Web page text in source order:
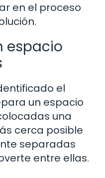
en el proceso
espacio
el
un espacio
una
cerca posible
separadas
entre ellas.